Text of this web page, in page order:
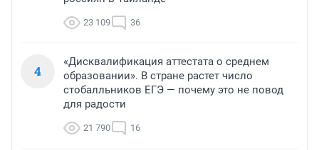
23 109 36
4
«Дисквалификация аттестата о среднем
образовании». В стране растет число
стобалльников ЕГЭ — почему это не повод
для радости
21 790 16